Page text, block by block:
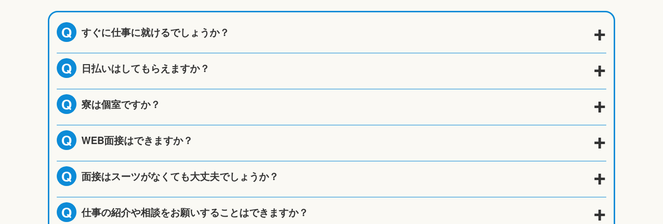
Q すぐに仕事に就けるでしょうか？
Q 日払いはしてもらえますか？
Q 寮は個室ですか？
Q WEB面接はできますか？
Q 面接はスーツがなくても大丈夫でしょうか？
Q 仕事の紹介や相談をお願いすることはできますか？